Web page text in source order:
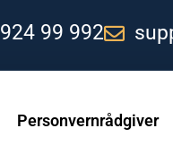
924 99 992
Personvernrådgiver